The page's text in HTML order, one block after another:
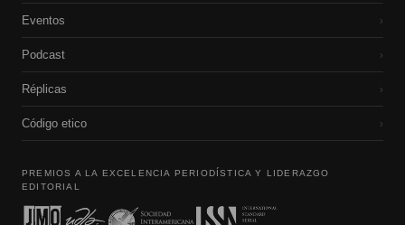
Eventos ›
Podcast ›
Réplicas ›
Código etico ›
PREMIOS A LA EXCELENCIA PERIODÍSTICA Y LIDERAZGO
EDITORIAL